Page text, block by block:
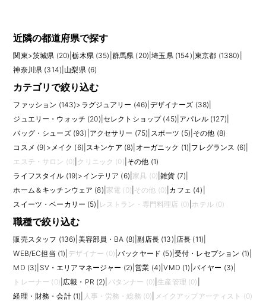
グランデュオ蒲田｜二子玉川ライズ｜セレオ八王子
｜アリオ亀有｜府中フォーリス｜京王聖蹟桜ヶ丘シ
ョッピングセンター｜イオンモール日の出｜銀座イ
ンズ｜町田モディ｜ラゾーナ川崎プラザ｜テラスモ
ール湘南｜大船ルミネウィング｜相鉄ジョイナス｜
横須賀モアーズシティ｜横浜ポルタ｜ラスカ平塚｜
ららテラス武蔵小杉｜川崎アゼリア｜モレラ岐阜｜
ユニモール｜イオンモール岡崎｜ホワイティうめだ
｜イオンモール伊丹｜さんちか｜イオンスタイル奈
良｜イオンモール橿原｜ゆめタウン広島｜紙屋町シ
ャレオ｜天神地下街｜ゆめタウン博多｜ゆめタウン
光の森
近隣の都道府県で探す
関東>茨城県 (20) |栃木県 (35) 群馬県 (20) |埼玉県 (154) 東京都 (1380)
神奈川県 (314) 山梨県 (6)
カテゴリで絞り込む
ファッション (143)> ラグジュアリー (46) デザイナーズ (38)
ジュエリー・ウォッチ (20) セレクトショップ (45) アパレル (127)
バッグ・シューズ (93) アクセサリー (75) スポーツ (5) その他 (8)
コスメ (9) > メイク (6) スキンケア (8) オーガニック (1) フレグランス (6)
エステ・サロン (0) クリニック (0) その他 (1)
ライフスタイル (19)> インテリア (6) 家具 (0) |雑貨 (7)
ホーム＆キッチンウェア (8) 家電 (0) その他 (0) カフェ (4)
スイーツ・ベーカリー (5) レストラン・専門料理店 (0) ホテル (0)
職種で絞り込む
販売スタッフ (136) 美容部員・BA (8) |副店長 (13) 店長 (11)
WEB/EC担当 (1) デザイナー (0) |バックヤード (5) 受付・レセプション (1)
MD (3) SV・エリアマネージャー (2) |営業 (4) |VMD (1) バイヤー (3)
トレーナー (0) 広報・PR (2) パタンナー (0) |生産管理 (0)
経理・財務・会計 (1) 人事・労務・総務 (0)
メイクアップアーティスト (0)